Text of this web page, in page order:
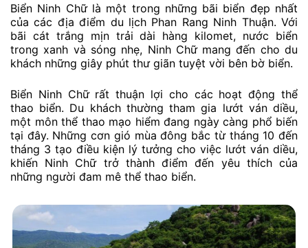
Biển Ninh Chữ là một trong những bãi biển đẹp nhất
của các địa điểm du lịch Phan Rang Ninh Thuận. Với
bãi cát trắng mịn trải dài hàng kilomet, nước biển
trong xanh và sóng nhẹ, Ninh Chữ mang đến cho du
khách những giây phút thư giãn tuyệt vời bên bờ biển.
Biển Ninh Chữ rất thuận lợi cho các hoạt động thể
thao biển. Du khách thường tham gia lướt ván diều,
một môn thể thao mạo hiểm đang ngày càng phổ biến
tại đây. Những cơn gió mùa đông bắc từ tháng 10 đến
tháng 3 tạo điều kiện lý tưởng cho việc lướt ván diều,
khiến Ninh Chữ trở thành điểm đến yêu thích của
những người đam mê thể thao biển.